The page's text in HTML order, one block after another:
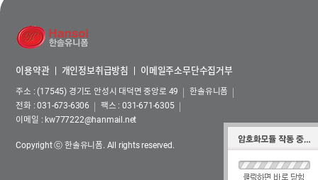
이용약관 개인정보취급방침 이메일주소무단수집거부
주소 : (17545) 경기도 안성시 대덕면 중앙로 49
한솔유니폼
전화 :031-673-6306
팩스 : 031-671-6305
이메일 :kw777222@hanmail.net
Copyright ⓒ 한솔유니폼. All rights reserved.